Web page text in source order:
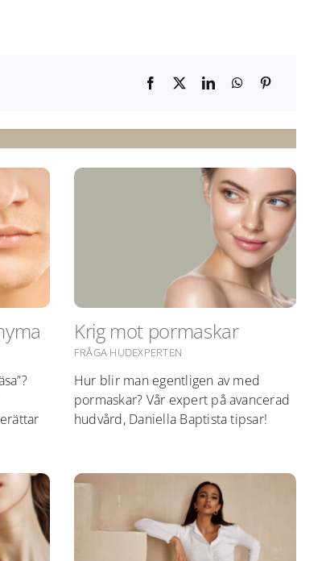
Krig mot pormaskar
FRÅGA HUDEXPERTEN
Hur blir man egentligen av med
pormaskar? Vår expert på avancerad
hudvård, Daniella Baptista tipsar!